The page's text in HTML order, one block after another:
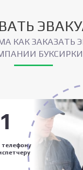
КАК ЗАКАЗАТЬ
телефону